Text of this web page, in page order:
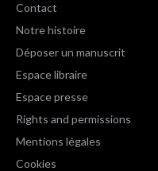
Contact
Notre histoire
Déposer un manuscrit
Espace libraire
Espace presse
Rights and permissions
Mentions légales
Cookies